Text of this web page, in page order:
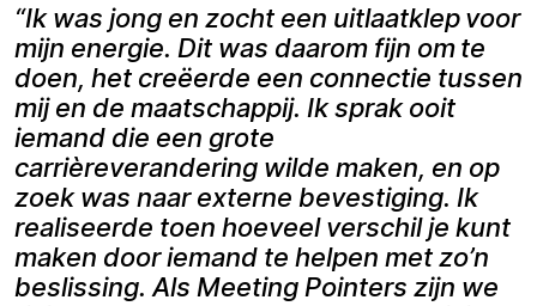
“Ik was jong en zocht een uitlaatklep voor
mijn energie. Dit was daarom fijn om te
doen, het creëerde een connectie tussen
mij en de maatschappij. Ik sprak ooit
iemand die een grote
carrièreverandering wilde maken, en op
zoek was naar externe bevestiging. Ik
realiseerde toen hoeveel verschil je kunt
maken door iemand te helpen met zo’n
beslissing. Als Meeting Pointers zijn we